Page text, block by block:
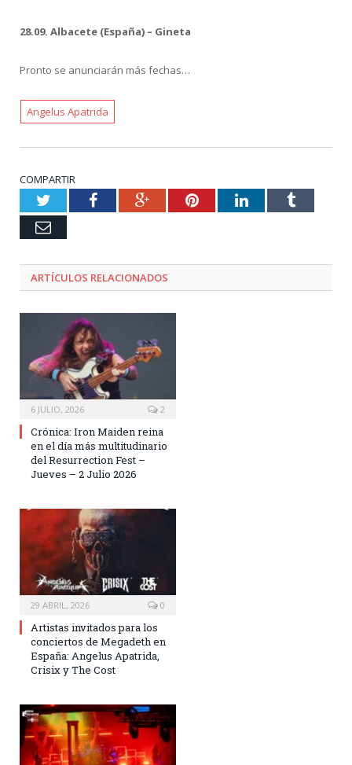
28.09. Albacete (España) – Gineta
Pronto se anunciarán más fechas…
Angelus Apatrida
COMPARTIR
TwitterFacebookGoogle+PinterestLinkedInTumblr
Email
ARTÍCULOS RELACIONADOS
6 JULIO, 2026 2
Crónica: Iron Maiden reina
en el día más multitudinario
del Resurrection Fest –
Jueves – 2 Julio 2026
29 ABRIL, 2026 0
Artistas invitados para los
conciertos de Megadeth en
España: Angelus Apatrida,
Crisix y The Cost